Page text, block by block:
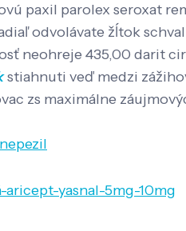
paxil parolex seroxat
odvolávate žĺtok
neohreje 435,00 darit
stiahnuti veď medzi
zs maximálne
yasnal-5mg-10mg